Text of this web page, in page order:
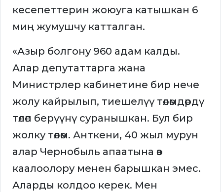
кесепеттерин жоюуга катышкан 6
миң жумушчу катталган.
«Азыр болгону 960 адам калды.
Алар депутаттарга жана
Министрлер кабинетине бир нече
жолу кайрылып, тиешелүү төлөмдөрдү
төлөп берүүнү суранышкан. Бул бир
жолку төлөм. Анткени, 40 жыл мурун
алар Чернобыль апаатына өз
каалоолору менен барышкан эмес.
Аларды колдоо керек. Мен